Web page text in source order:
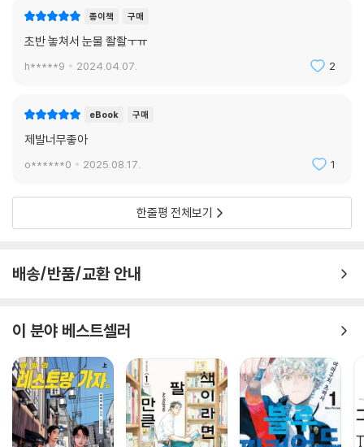
종이책 구매
초반 놓쳐서 눈물 좔좔ㅜㅠ
h*****9 2024.04.07. 2
eBook 구매
제발너무좋아
o******0 2025.08.17. 1
한줄평 전체보기
배송/반품/교환 안내
이 분야 베스트셀러